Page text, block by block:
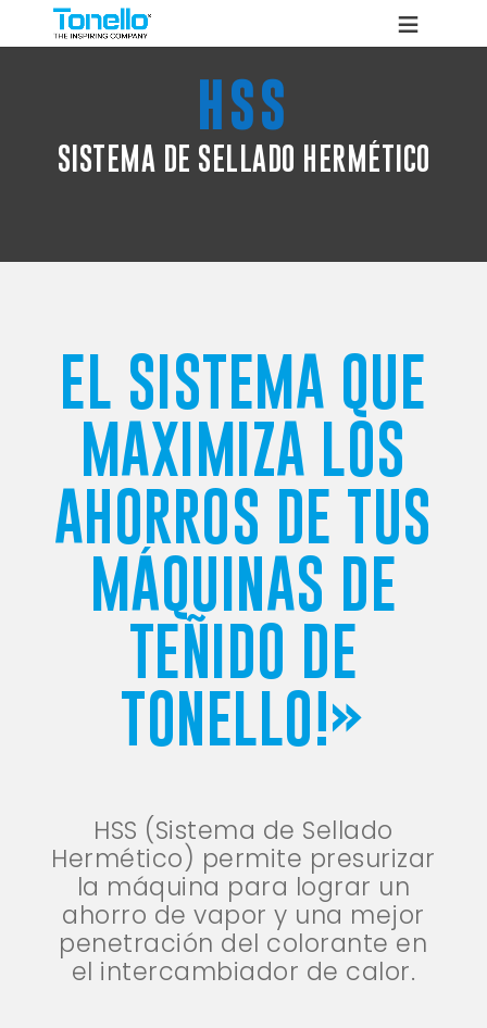
HSS
SISTEMA DE SELLADO HERMÉTICO
EL SISTEMA QUE
MAXIMIZA LOS
AHORROS DE TUS
MÁQUINAS DE
TEÑIDO DE
TONELLO!»
HSS (Sistema de Sellado
Hermético) permite presurizar
la máquina para lograr un
ahorro de vapor y una mejor
penetración del colorante en
el intercambiador de calor.